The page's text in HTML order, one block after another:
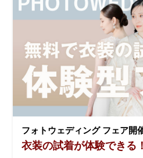
フォトウェディング フェア開
衣装の試着が体験できる！